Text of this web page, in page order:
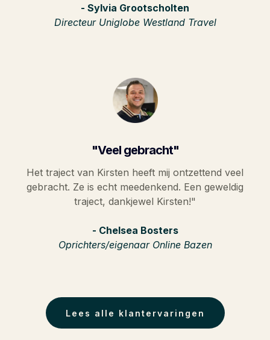
- Sylvia Grootscholten
Directeur Uniglobe Westland Travel
"Veel gebracht"
Het traject van Kirsten heeft mij ontzettend veel
gebracht. Ze is echt meedenkend. Een geweldig
traject, dankjewel Kirsten!"
- Chelsea Bosters
Oprichters/eigenaar Online Bazen
Lees alle klantervaringen